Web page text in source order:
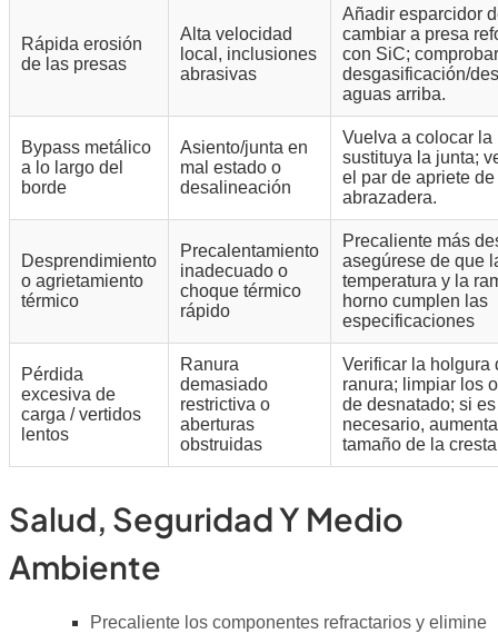
Rápida erosión
de las presas
Alta velocidad
local, inclusiones
abrasivas
Añadir esparcidor
cambiar a presa
con SiC;
desgasificación/
aguas arriba.
Bypass metálico
a lo largo del
borde
Asiento/junta en
mal estado o
desalineación
Vuelva a colocar la
sustituya la junta;
el par de apriete
abrazadera.
Desprendimiento
o agrietamiento
térmico
Precalentamiento
inadecuado o
choque térmico
rápido
Precaliente más
asegúrese de que
temperatura y la
horno cumplen las
especificaciones
Pérdida
excesiva de
carga / vertidos
lentos
Ranura
demasiado
restrictiva o
aberturas
obstruidas
Verificar la holgura
ranura; limpiar los
de desnatado; si es
necesario,
tamaño de la
Salud, Seguridad Y Medio
Ambiente
Precaliente los componentes refractarios y elimine